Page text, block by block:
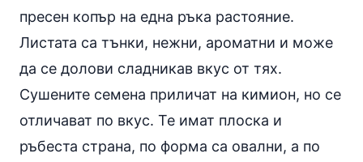
пресен копър на една ръка растояние.
Листата са тънки, нежни, ароматни и може
да се долови сладникав вкус от тях.
Сушените семена приличат на кимион, но се
отличават по вкус. Те имат плоска и
ръбеста страна, по форма са овални, а по